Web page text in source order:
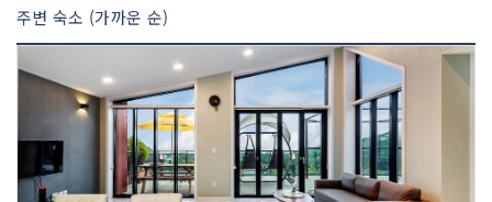
주변 숙소 (가까운 순)